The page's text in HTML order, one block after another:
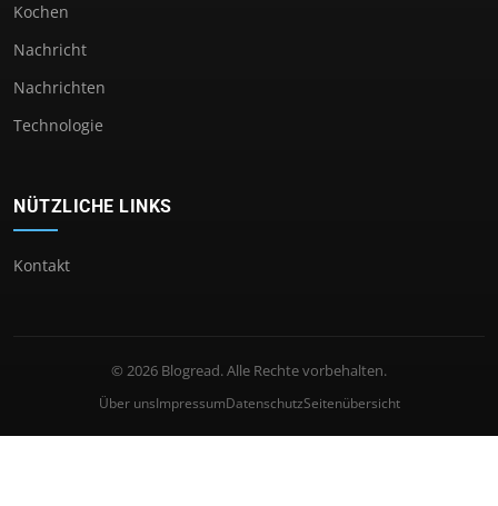
Kochen
Nachricht
Nachrichten
Technologie
NÜTZLICHE LINKS
Kontakt
© 2026 Blogread. Alle Rechte vorbehalten.
Über unsImpressumDatenschutzSeitenübersicht